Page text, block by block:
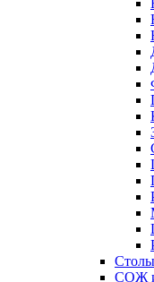
СОЖ и